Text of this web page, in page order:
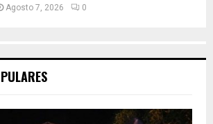
Agosto 7, 2026 0